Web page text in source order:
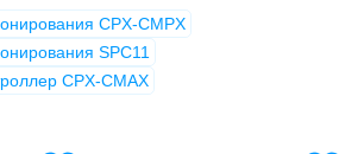
CPX-CMPX
SPC11
CPX-CMAX